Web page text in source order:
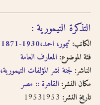
التذكرة التيمورية :‪‪
الكاتب: تيمور، احمد،‪‪, 1871-1930
فئة الموضوع: المعارف العامة
الناشر: لجنة نشر المؤلفات التيمورية،‪‪
مكان النشر: القاهرة :‪‪مصر :‪‪
تاريخ النشر: